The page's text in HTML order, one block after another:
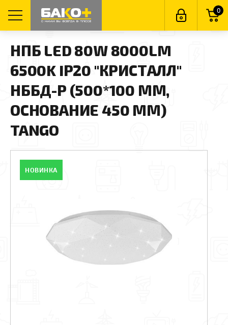
0
НПБ LED 80W 8000LM
6500K IP20 "КРИСТАЛЛ"
НББД-Р (500*100 ММ,
ОСНОВАНИЕ 450 ММ)
TANGO
НОВИНКА